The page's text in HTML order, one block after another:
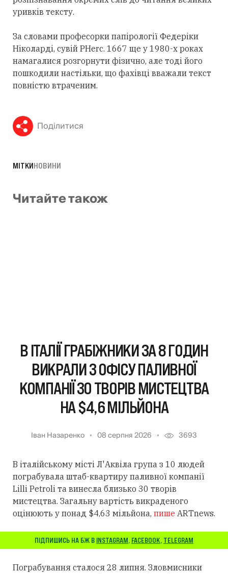
уривків тексту.
За словами професорки папірології Федеріки
Ніколарді, сувій PHerc. 1667 ще у 1980-х роках
намагалися розгорнути фізично, але тоді його
пошкодили настільки, що фахівці вважали текст
повністю втраченим.
Поділитися
МІТКИНОВИНИ
Читайте також
В ІТАЛІЇ ГРАБІЖНИКИ ЗА 8 ГОДИН
ВИКРАЛИ З ОФІСУ ПАЛИВНОЇ
КОМПАНІЇ 30 ТВОРІВ МИСТЕЦТВА
НА $4,6 МІЛЬЙОНА
Іван Назаренко 08 серпня 2026 3693
В італійському місті Л'Аквіла група з 10 людей
пограбувала штаб-квартиру паливної компанії
Lilli Petroli та винесла близько 30 творів
мистецтва. Загальну вартість викраденого
оцінюють у понад $4,63 мільйона, пише ARTnews.
ПІДПИШИСЬ НА БЖ В INSTAGRAM, FACEBOOK, TELEGRAM
Пограбування сталося 28 липня. Зловмисники